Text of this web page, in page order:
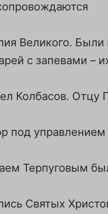
Великого. Были
с запевами –
Колбасов. Отцу
под управлением
Терпуговым
Святых